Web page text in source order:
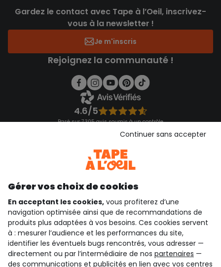
Gardez le contact avec Tape à l’Oeil, inscrivez-
vous à la newsletter !
Je m'inscris
Rejoignez la communauté !
4.6/5
Basé sur 7 305 avis soumis à un contrôle
Consulter les CGU
qui sommes-nous ?
besoin d'aide ?
le club fidélité
Gérer vos choix de cookies
En acceptant les cookies, vous profiterez d’une
navigation optimisée ainsi que de recommandations de
produits plus adaptées à vos besoins. Ces cookies servent
à : mesurer l’audience et les performances du site,
identifier les éventuels bugs rencontrés, vous adresser —
directement ou par l’intermédiaire de nos partenaires —
des communications et publicités en lien avec vos centres
Continuer sans accepter